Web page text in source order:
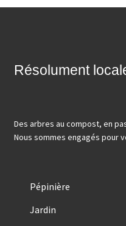
Résolument
Des arbres au compost, en
Nous sommes engagés pour
Pépinière
Jardin